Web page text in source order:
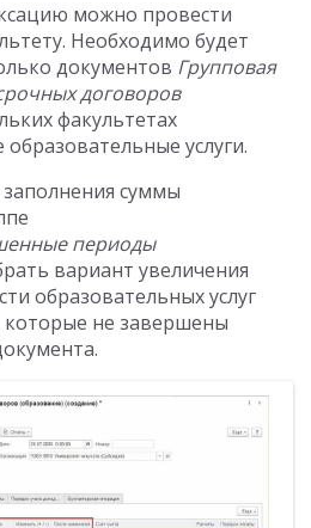
можно провести
Необходимо будет
документов Групповая
договоров
факультетах
услуги.
суммы
периоды
вариант увеличения
образовательных услуг
которые не завершены